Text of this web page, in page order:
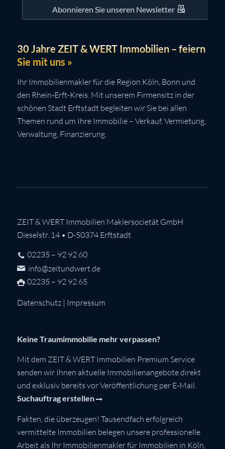
Abonnieren Sie unseren Newsletter
30 Jahre ZEIT & WERT Immobilien – feiern
Sie mit uns »
Ihr Immobilienmakler für die Region Köln, Bonn und
den Rhein-Erft-Kreis. Mit unserem Firmensitz in der
schönen Stadt Erftstadt begleiten wir Sie bei allen
Themen rund um Ihre Immobilie – Verkauf, Vermietung,
Verwaltung, Finanzierung.
ZEIT & WERT Immobilien Maklersocietät GmbH
Dieselstr. 14 • D-50374 Erftstadt
02235 – 92 92 60
info@zeitundwert.de
02235 – 92 92 65
Datenschutz| Impressum
Keine Traumimmobilie mehr verpassen?
Mit dem ZEIT & WERT Immobilien Premium Service
senden wir Ihnen aktuelle Immobilienangebote direkt
und exklusiv bereits vor Veröffentlichung per E-Mail.
Suchauftrag erstellen
Fakten, die überzeugen! Tausendfach erfolgreich
vermittelte Immobilien belegen unsere professionelle
Arbeit als Ihr Immobilienmakler für Immobilien in Köln,